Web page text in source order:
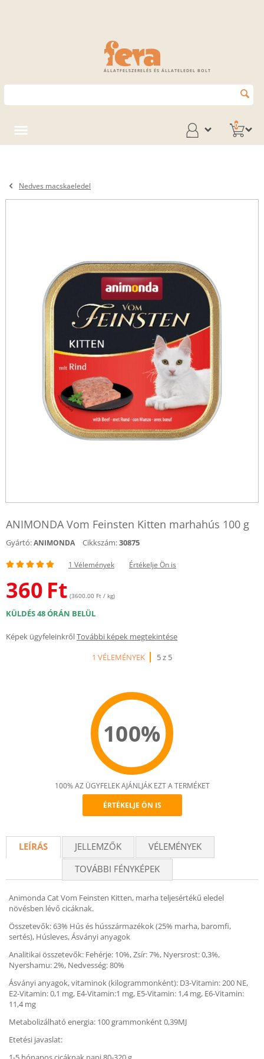
ÁLLATFELSZERELÉS ÉS ÁLLATELEDEL BOLT
0
Nedves macskaeledel
ANIMONDA Vom Feinsten Kitten marhahús 100 g
Gyártó:ANIMONDA Cikkszám:30875
1 Vélemények Értékelje Ön is
360 Ft (3600.00 Ft / kg)
KÜLDÉS 48 ÓRÁN BELÜL
Képek ügyfeleinkrőlTovábbi képek megtekintése
1 VÉLEMÉNYEK
5 z 5
100%
Recommend
100% AZ ÜGYFELEK AJÁNLJÁK EZT A TERMÉKET
ÉRTÉKELJE ÖN IS
LEÍRÁS JELLEMZŐK
VÉLEMÉNYEK
TOVÁBBI FÉNYKÉPEK
Animonda Cat Vom Feinsten Kitten, marha teljesértékű eledel
növésben lévő cicáknak.
Összetevők: 63% Hús és hússzármazékok (25% marha, baromfi,
sertés), Húsleves, Ásványi anyagok
Analitikai összetevők: Fehérje: 10%, Zsír: 7%, Nyersrost: 0,3%,
Nyershamu: 2%, Nedvesség: 80%
Ásványi anyagok, vitaminok (kilogrammonként): D3-Vitamin: 200 NE,
E2-Vitamin: 0,1 mg, E4-Vitamin:1 mg, E5-Vitamin: 1,4 mg, E6-Vitamin:
11,4 mg
Metabolizálható energia: 100 grammonként 0,39MJ
Etetési javaslat: